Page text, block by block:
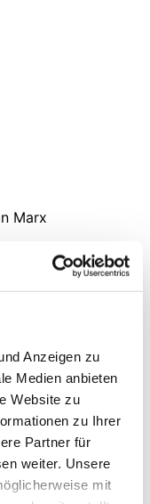
Anzeigen zu
Medien anbieten
Website zu
zu Ihrer
Partner für
weiter. Unsere
mit
Marx
Seit 2005 ist er beim
wo er für die
verantwortlich
2022. Zu seinen
Messtechnik,
ferner ist er
Jena.